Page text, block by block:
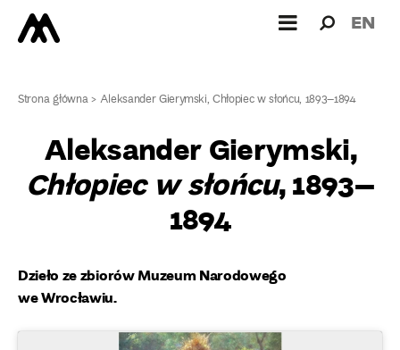
dla: EN
Strona główna>Aleksander Gierymski, Chłopiec w słońcu, 1893–1894
Aleksander Gierymski,
Chłopiec w słońcu, 1893–
1894
Dzieło ze zbiorów Muzeum Narodowego
we Wrocławiu.